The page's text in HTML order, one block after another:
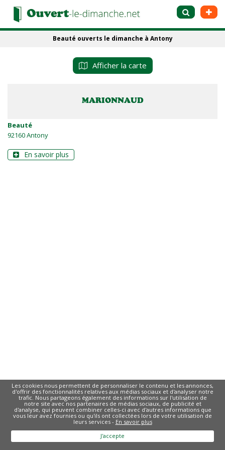
Beauté ouverts le dimanche à Antony
Afficher la carte
MARIONNAUD
Beauté
92160 Antony
En savoir plus
Les cookies nous permettent de personnaliser le contenu et les annonces,
d'offrir des fonctionnalités relatives aux médias sociaux et d'analyser notre
trafic. Nous partageons également des informations sur l'utilisation de
notre site avec nos partenaires de médias sociaux, de publicité et
d'analyse, qui peuvent combiner celles-ci avec d'autres informations que
vous leur avez fournies ou qu'ils ont collectées lors de votre utilisation de
leurs services - En savoir plus
J'accepte